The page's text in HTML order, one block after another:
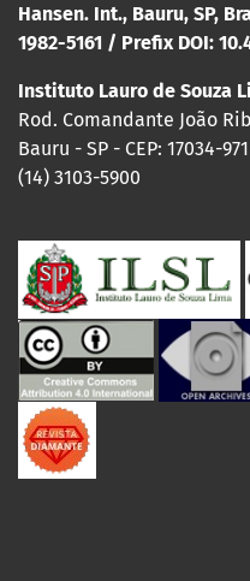
Hansen. Int., Bauru, SP,
1982-5161 / Prefix DOI:
Instituto Lauro de Souza
Rod. Comandante João
Bauru - SP - CEP: 17034-971
(14) 3103-5900